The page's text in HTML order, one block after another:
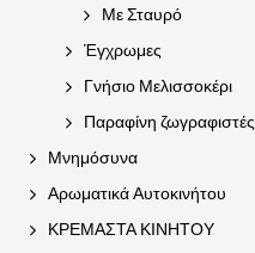
Με Σταυρό
Έγχρωμες
Γνήσιο Μελισσοκέρι
Παραφίνη ζωγραφιστές
Μνημόσυνα
Αρωματικά Αυτοκινήτου
ΚΡΕΜΑΣΤΑ ΚΙΝΗΤΟΥ